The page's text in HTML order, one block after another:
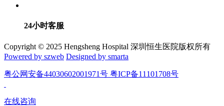
24小时客服
Copyright © 2025 Hengsheng Hospital 深圳恒生医院版权所有
Powered by szweb Designed by smarta
粤公网安备44030602001971号 粤ICP备11101708号
在线咨询